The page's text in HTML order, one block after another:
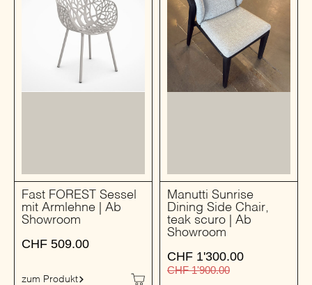
Fast FOREST Sessel
mit Armlehne | Ab
Showroom
CHF 509.00
zum Produkt
Manutti Sunrise
Dining Side Chair,
teak scuro | Ab
Showroom
CHF 1'300.00
CHF1'900.00